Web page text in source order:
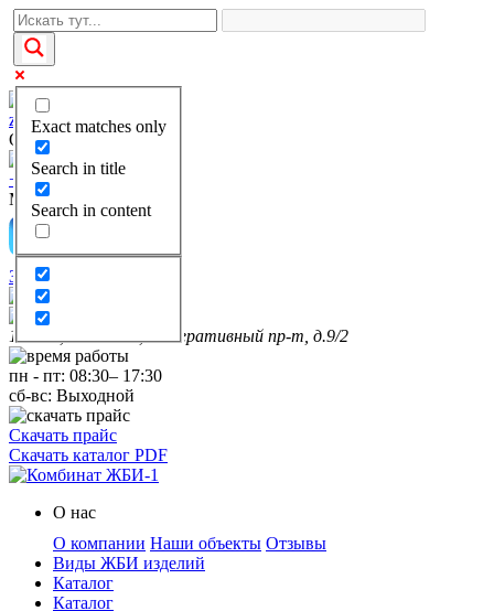
Exact matches only
Search in title
Search in content
zakaz@kgbi-1.ru
Отдел продаж
+7(495)649-69-28
Многоканальный
Заказать звонок
111399, г. Москва, Федеративный пр-т, д.9/2
пн - пт: 08:30– 17:30
сб-вс: Выходной
Скачать прайс
Скачать каталог PDF
О нас
О компании Наши объекты Отзывы
Виды ЖБИ изделий
Каталог
Каталог